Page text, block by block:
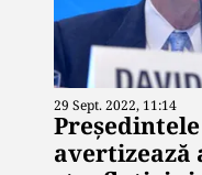
29 Sept. 2022, 11:14
avertizează